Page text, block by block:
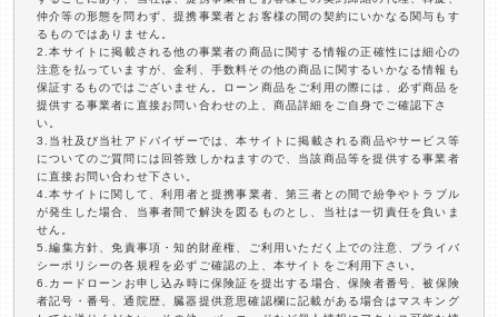
仲介等の形態を問わず、提携事業者とお客様の間の契約にいかなる関与もす
るものではありません。
2.本サイトに掲載される他の事業者の商品に関する情報の正確性には細心の
注意を払っていますが、金利、手数料その他の商品に関するいかなる情報も
保証するものではございません。ローン商品をご利用の際には、必ず商品を
提供する事業者に直接お問い合わせの上、商品詳細をご自身でご確認下さ
い。
3.当社及び当社アドバイザーでは、本サイトに掲載される商品やサービス等
についてのご質問には回答致しかねますので、当該商品等を提供する事業者
に直接お問い合わせ下さい。
4.本サイトに関して、利用者と提携事業者、第三者との間で紛争やトラブル
が発生した場合、当事者間で解決を図るものとし、当社は一切責任を負いま
せん。
5.編集方針、免責事項・知的財産権、ご利用いただく上での注意、プライバ
シーポリシーの各規程を必ずご確認の上、本サイトをご利用下さい。
6.カードローンお申し込み時に保険証を提出する場合、保険者番号、被保険
者記号・番号、通院歴、臓器提供意思確認欄に記載がある場合はマスキング